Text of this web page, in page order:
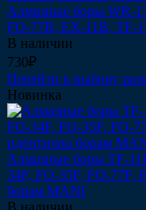
Алмазные боры WR-
FO-77B, EX-11B, TF-
В наличии
730₽
Перейти к выбору
Новинка
Алмазные боры TF-
34F, FO-35F, FO-77F,
борам MANI